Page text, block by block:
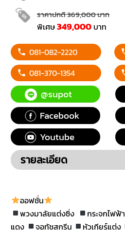
ราคาปกติ 369,000 บาท
พิเศษ349,000 บาท
081-082-2220
081-370-1354
@supot
Facebook
Youtube
รายละเอียด
ออฟชั่น
พวงมาลัยแต่งซิ่ง
กระจกไฟฟ้า
แดง
จอทัชสกรีน หัวเกียร์​แต่ง